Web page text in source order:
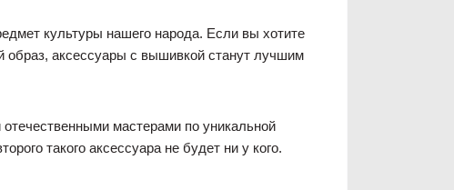
культуры нашего народа. Если вы хотите
образ, аксессуары с вышивкой станут лучшим
мастерами по уникальной
такого аксессуара не будет ни у кого.